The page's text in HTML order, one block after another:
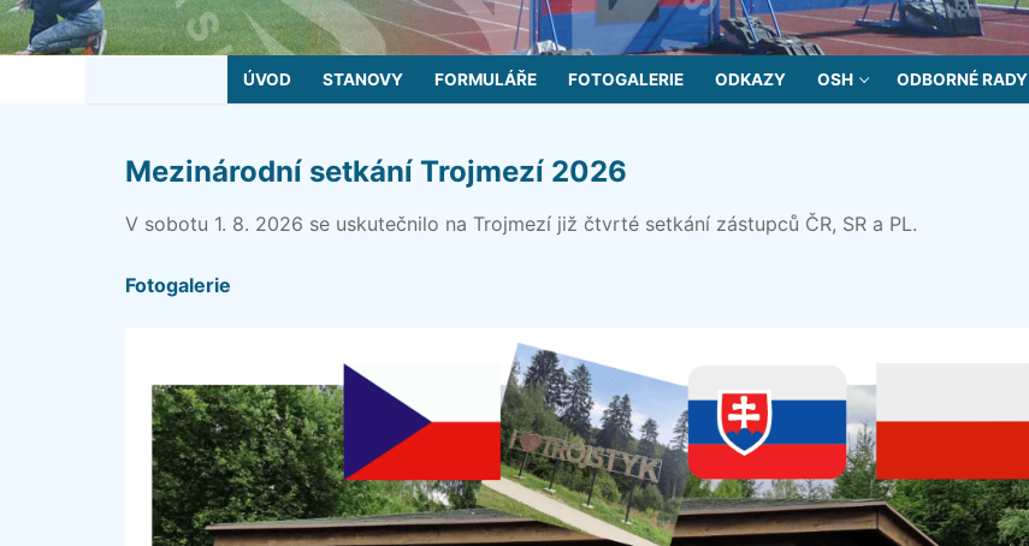
ÚVOD STANOVY FORMULÁŘE FOTOGALERIE ODKAZY OSH ODBORNÉ RADY
Mezinárodní setkání Trojmezí 2026
V sobotu 1. 8. 2026 se uskutečnilo na Trojmezí již čtvrté setkání zástupců ČR, SR a PL.
Fotogalerie